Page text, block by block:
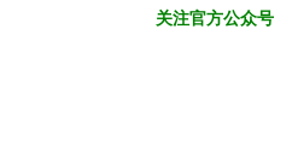
关注官方公众号